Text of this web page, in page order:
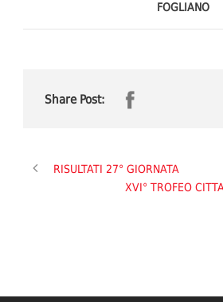
FOGLIANO
Share Post:
RISULTATI 27° GIORNATA
XVI° TROFEO